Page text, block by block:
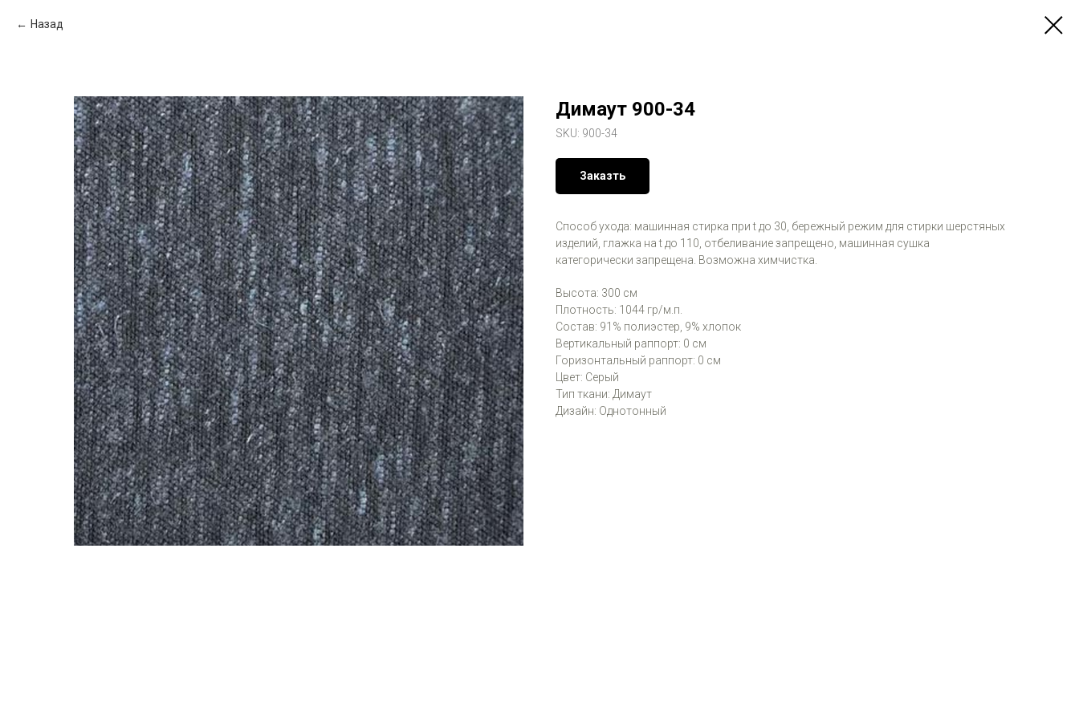
Назад
Димаут 900-34
SKU: 900-34
Заказть
Способ ухода: машинная стирка при t до 30, бережный режим для стирки шерстяных
изделий, глажка на t до 110, отбеливание запрещено, машинная сушка
категорически запрещена. Возможна химчистка.
Высота: 300 см
Плотность: 1044 гр/м.п.
Состав: 91% полиэстер, 9% хлопок
Вертикальный раппорт: 0 см
Горизонтальный раппорт: 0 см
Цвет: Серый
Тип ткани: Димаут
Дизайн: Однотонный